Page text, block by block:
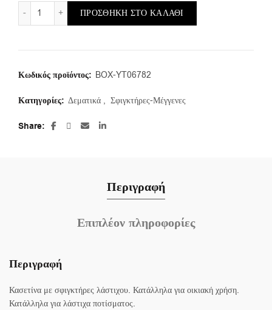
Box Σφιγκτήρες Λάστιχου 26 τεμ. – Yato (YT-06782) ποσότητα
ΠΡΟΣΘΉΚΗ ΣΤΟ ΚΑΛΆΘΙ
Κωδικός προϊόντος: BOX-YT06782
Κατηγορίες: Δεματικά , Σφιγκτήρες-Μέγγενες
Share
Περιγραφή
Επιπλέον πληροφορίες
Περιγραφή
Κασετίνα με σφιγκτήρες λάστιχου. Κατάλληλα για οικιακή χρήση.
Κατάλληλα για λάστιχα ποτίσματος.